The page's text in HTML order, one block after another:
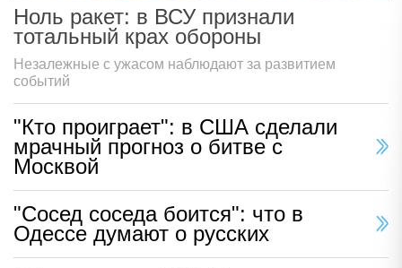
Ноль ракет: в ВСУ признали
тотальный крах обороны
Незалежные с ужасом наблюдают за развитием
событий
"Кто проиграет": в США сделали
мрачный прогноз о битве с
Москвой
"Сосед соседа боится": что в
Одессе думают о русских